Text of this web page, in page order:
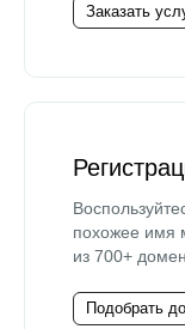
Заказать
похожее имя
из 700+
Подобрать